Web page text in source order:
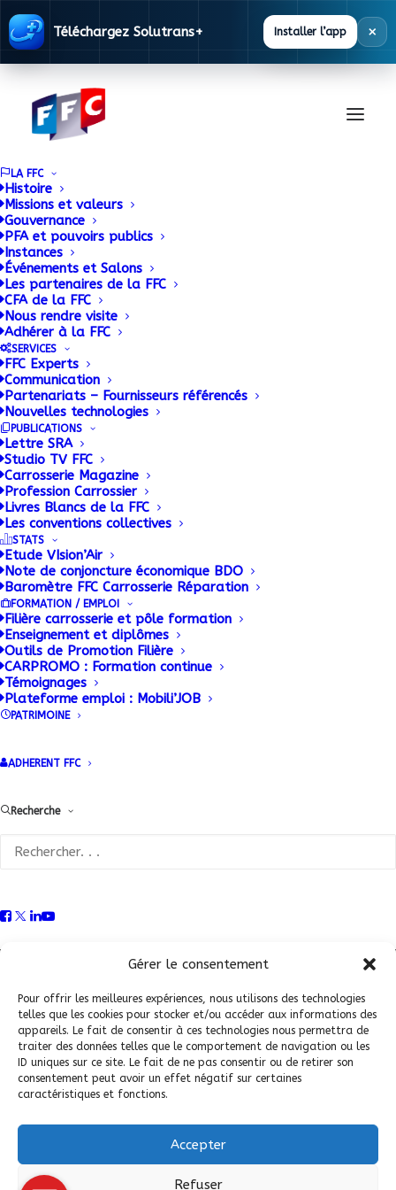
Gérer le consentement
Pour offrir les meilleures expériences, nous utilisons des technologies
telles que les cookies pour stocker et/ou accéder aux informations des
appareils. Le fait de consentir à ces technologies nous permettra de
traiter des données telles que le comportement de navigation ou les
ID uniques sur ce site. Le fait de ne pas consentir ou de retirer son
consentement peut avoir un effet négatif sur certaines
caractéristiques et fonctions.
Accepter
Refuser
Téléchargez Solutrans+ Installer l’app ×
LA FFC
Histoire
Missions et valeurs
Gouvernance
PFA et pouvoirs publics
Instances
Événements et Salons
Les partenaires de la FFC
CFA de la FFC
Nous rendre visite
Adhérer à la FFC
SERVICES
FFC Experts
Communication
Partenariats – Fournisseurs référencés
Nouvelles technologies
PUBLICATIONS
Lettre SRA
Studio TV FFC
Carrosserie Magazine
Profession Carrossier
Livres Blancs de la FFC
Les conventions collectives
STATS
Etude VIsion’Air
Note de conjoncture économique BDO
Baromètre FFC Carrosserie Réparation
FORMATION / EMPLOI
Filière carrosserie et pôle formation
Enseignement et diplômes
Outils de Promotion Filière
CARPROMO : Formation continue
Témoignages
Plateforme emploi : Mobili’JOB
PATRIMOINE
ADHERENT FFC
Recherche
Documentation
La FFC met à disposition des ses adhérents
une base documentaire alimentée en
Politique de confidentialité
© 2026 Fédération Française de Carrosserie Industrie et Services. |
Tous droits réservés.